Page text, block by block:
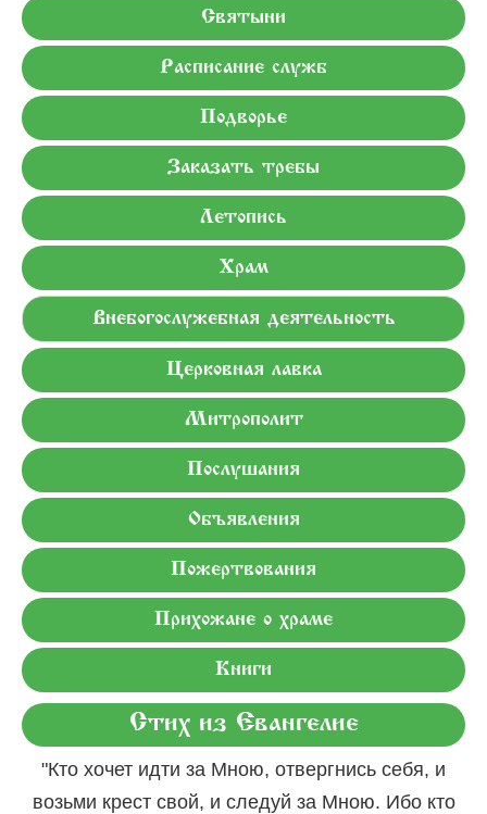
Святыни
Расписание служб
Подворье
Заказать требы
Летопись
Храм
Внебогослужебная деятельность
Церковная лавка
Митрополит
Послушания
Объявления
Пожертвования
Прихожане о храме
Книги
Стих из Евангелие
"Кто хочет идти за Мною, отвергнись себя, и
возьми крест свой, и следуй за Мною. Ибо кто